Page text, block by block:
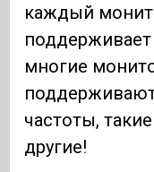
каждый
многие
частоты,
другие!